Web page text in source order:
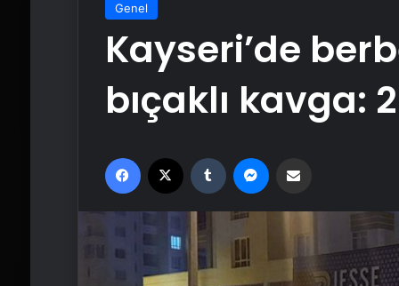
Genel
Kayseri’de
bıçaklı kavga:
Facebook Tumblr